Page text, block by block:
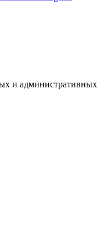
и административных